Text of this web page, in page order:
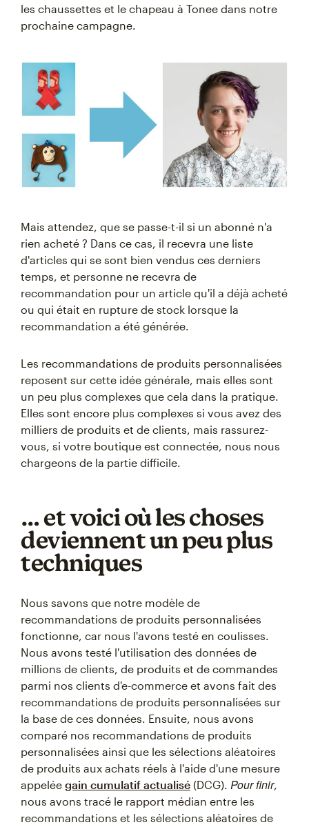
les chaussettes et le chapeau à Tonee dans notre
prochaine campagne.
Mais attendez, que se passe-t-il si un abonné n'a
rien acheté ? Dans ce cas, il recevra une liste
d'articles qui se sont bien vendus ces derniers
temps, et personne ne recevra de
recommandation pour un article qu'il a déjà acheté
ou qui était en rupture de stock lorsque la
recommandation a été générée.
Les recommandations de produits personnalisées
reposent sur cette idée générale, mais elles sont
un peu plus complexes que cela dans la pratique.
Elles sont encore plus complexes si vous avez des
milliers de produits et de clients, mais rassurez-
vous, si votre boutique est connectée, nous nous
chargeons de la partie difficile.
… et voici où les choses
deviennent un peu plus
techniques
Nous savons que notre modèle de
recommandations de produits personnalisées
fonctionne, car nous l'avons testé en coulisses.
Nous avons testé l'utilisation des données de
millions de clients, de produits et de commandes
parmi nos clients d'e-commerce et avons fait des
recommandations de produits personnalisées sur
la base de ces données. Ensuite, nous avons
comparé nos recommandations de produits
personnalisées ainsi que les sélections aléatoires
de produits aux achats réels à l'aide d'une mesure
appelée gain cumulatif actualisé (DCG). Pour finir,
nous avons tracé le rapport médian entre les
recommandations et les sélections aléatoires de